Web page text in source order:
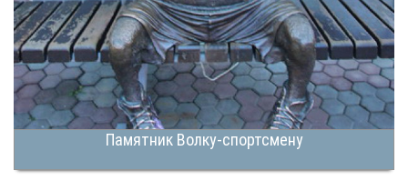
Памятник Волку-спортсмену